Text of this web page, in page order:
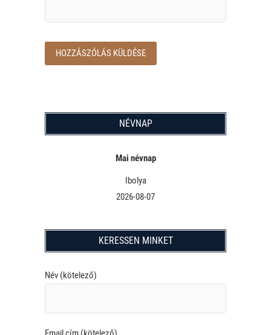
NÉVNAP
Mai névnap
Ibolya
2026-08-07
KERESSEN MINKET
Név (kötelező)